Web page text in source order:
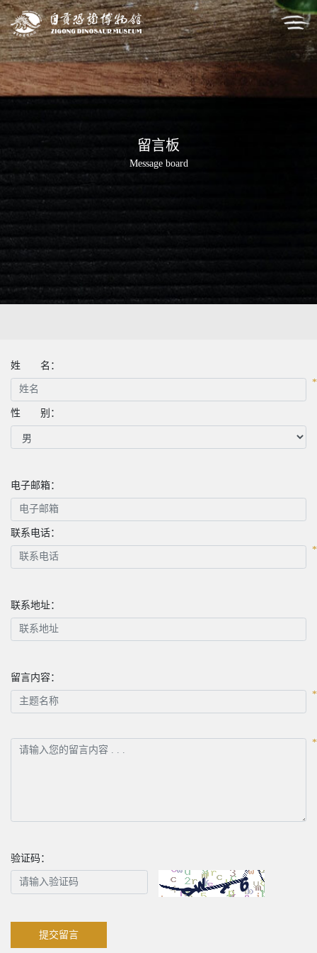
留言板
Message board
姓 名：
性 别：
电子邮箱：
联系电话：
联系地址：
留言内容：
验证码：
提交留言